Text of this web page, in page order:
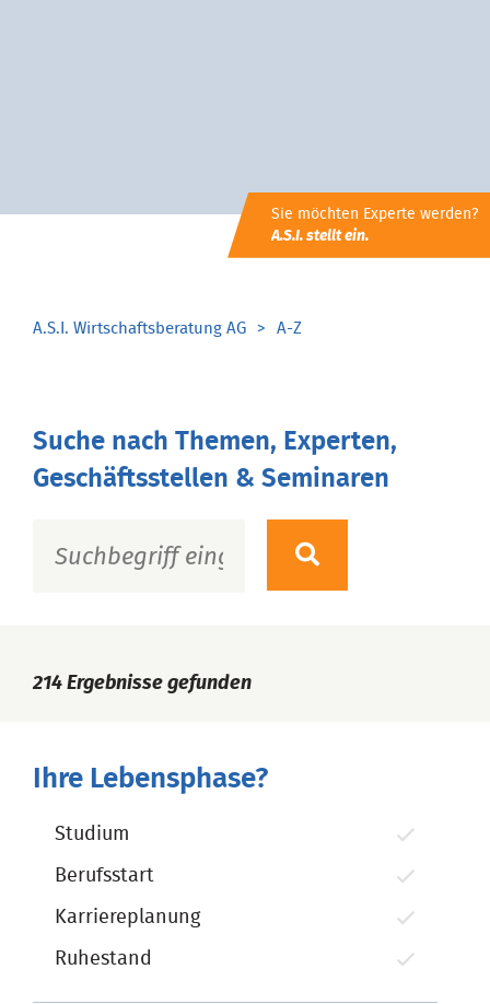
Sie möchten Experte werden?
A.S.I. stellt ein.
A.S.I. Wirtschaftsberatung AG A-Z
Suche nach Themen, Experten,
Geschäftsstellen & Seminaren
214 Ergebnisse gefunden
Ihre Lebensphase?
Studium
Berufsstart
Karriereplanung
Ruhestand